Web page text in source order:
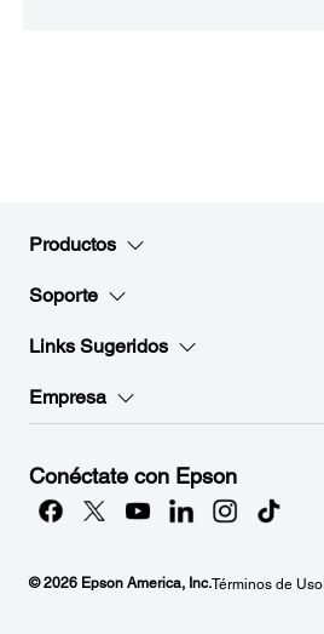
Productos
Soporte
Links Sugeridos
Empresa
Conéctate con Epson
© 2026 Epson America, Inc.Términos de Uso